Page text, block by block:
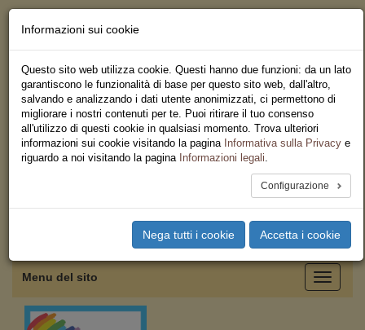
Servizi
Iscriviti
Ricerca
Area Stampa
Privacy
Federazione Regionale USB
Toggle
Menu del sito
Informazioni sui cookie
Questo sito web utilizza cookie. Questi hanno due funzioni: da un lato
garantiscono le funzionalità di base per questo sito web, dall'altro,
salvando e analizzando i dati utente anonimizzati, ci permettono di
migliorare i nostri contenuti per te. Puoi ritirare il tuo consenso
all'utilizzo di questi cookie in qualsiasi momento. Trova ulteriori
informazioni sui cookie visitando la pagina Informativa sulla Privacy e
riguardo a noi visitando la pagina Informazioni legali.
Configurazione
Nega tutti i cookie Accetta i cookie